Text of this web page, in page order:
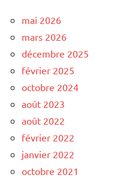
mai 2026
mars 2026
décembre 2025
février 2025
octobre 2024
août 2023
août 2022
février 2022
janvier 2022
octobre 2021